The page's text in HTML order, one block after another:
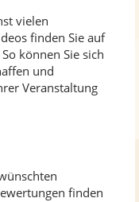
vielen
finden Sie auf
können Sie sich
und
Veranstaltung
finden